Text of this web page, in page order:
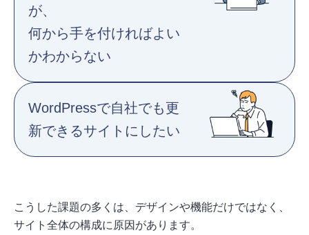
が、
何から手を付ければよい
かわからない
WordPressで自社でも更
新できるサイトにしたい
こうした課題の多くは、デザインや機能だけではなく、
サイト全体の構成に原因があります。